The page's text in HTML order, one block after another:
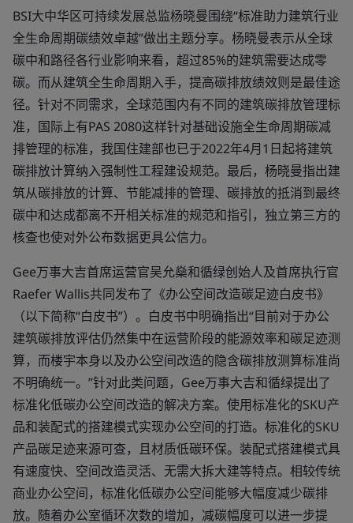
BSI大中华区可持续发展总监杨晓曼围绕“标准助力建筑行业
全生命周期碳绩效卓越”做出主题分享。杨晓曼表示从全球
碳中和路径各行业影响来看，超过85%的建筑需要达成零
碳。而从建筑全生命周期入手，提高碳排放绩效则是最佳途
径。针对不同需求，全球范围内有不同的建筑碳排放管理标
准，国际上有PAS 2080这样针对基础设施全生命周期碳减
排管理的标准，我国住建部也已于2022年4月1日起将建筑
碳排放计算纳入强制性工程建设规范。最后，杨晓曼指出建
筑从碳排放的计算、节能减排的管理、碳排放的抵消到最终
碳中和达成都离不开相关标准的规范和指引，独立第三方的
核查也使对外公布数据更具公信力。
Gee万事大吉首席运营官吴允燊和循绿创始人及首席执行官
Raefer Wallis共同发布了《办公空间改造碳足迹白皮书》
（以下简称“白皮书”）。白皮书中明确指出“目前对于办公
建筑碳排放评估仍然集中在运营阶段的能源效率和碳足迹测
算，而楼宇本身以及办公空间改造的隐含碳排放测算标准尚
不明确统一。”针对此类问题，Gee万事大吉和循绿提出了
标准化低碳办公空间改造的解决方案。使用标准化的SKU产
品和装配式的搭建模式实现办公空间的打造。标准化的SKU
产品碳足迹来源可查，且材质低碳环保。装配式搭建模式具
有速度快、空间改造灵活、无需大拆大建等特点。相较传统
商业办公空间，标准化低碳办公空间能够大幅度减少碳排
放。随着办公室循环次数的增加，减碳幅度可以进一步提